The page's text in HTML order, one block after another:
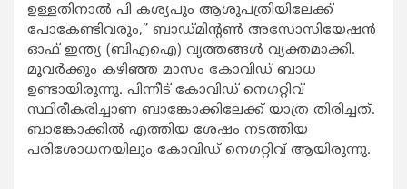
ഉള്ളതിനാല്‍ പി കശ്യപും ആശുപത്രിയിലേക്ക്
പോകേണ്ടിവരും,” ബാഡ്മിന്റൺ അസോസിയേഷൻ
ഓഫ് ഇന്ത്യ (ബി‌എ‌ഐ) വൃത്തങ്ങള്‍ വ്യക്തമാക്കി.
മൂവര്‍ക്കും കഴിഞ്ഞ മാസം കോവിഡ് ബാധ
ഉണ്ടായിരുന്നു. പിന്നീട് കോവിഡ് നെഗറ്റിവ്
സ്ഥിരീകരിച്ചാണ ബാങ്കോക്കിലേക്ക് യാത്ര തിരിച്ചത്.
ബാങ്കോക്കില്‍ എത്തിയ ശേഷം നടത്തിയ
പരിശോധനയിലും കോവിഡ് നെഗറ്റിവ് ആയിരുന്നു.